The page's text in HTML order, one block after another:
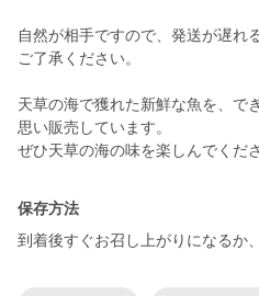
自然が相手ですので、発送が遅れ
ご了承ください。
天草の海で獲れた新鮮な魚を、で
思い販売しています。
ぜひ天草の海の味を楽しんでくだ
保存方法
到着後すぐお召し上がりになるか